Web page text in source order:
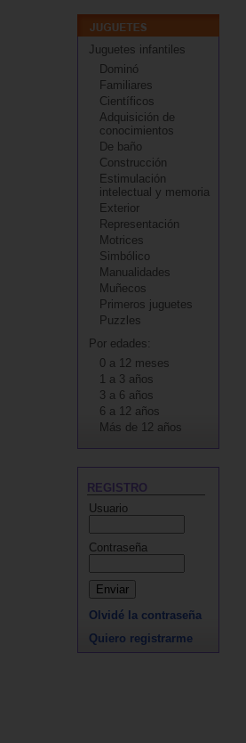
Juguetes infantiles
Dominó
Familiares
Científicos
Adquisición de
conocimientos
De baño
Construcción
Estimulación
intelectual y memoria
Exterior
Representación
Motrices
Simbólico
Manualidades
Muñecos
Primeros juguetes
Puzzles
Por edades:
0 a 12 meses
1 a 3 años
3 a 6 años
6 a 12 años
Más de 12 años
REGISTRO
Usuario
Contraseña
Olvidé la contraseña
Quiero registrarme